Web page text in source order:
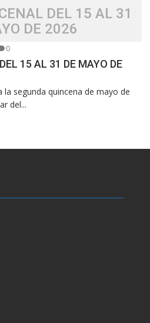
DEL 15 AL 31
DE 2026
0
15 AL 31 DE MAYO DE
segunda quincena de mayo de
del...